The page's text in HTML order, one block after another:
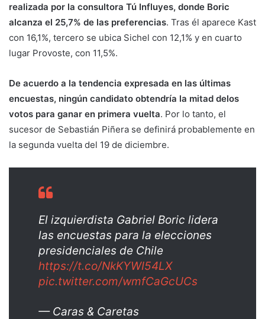
realizada por la consultora Tú Influyes, donde Boric
alcanza el 25,7% de las preferencias. Tras él aparece Kast
con 16,1%, tercero se ubica Sichel con 12,1% y en cuarto
lugar Provoste, con 11,5%.
De acuerdo a la tendencia expresada en las últimas
encuestas, ningún candidato obtendría la mitad delos
votos para ganar en primera vuelta. Por lo tanto, el
sucesor de Sebastián Piñera se definirá probablemente en
la segunda vuelta del 19 de diciembre.
El izquierdista Gabriel Boric lidera
las encuestas para la elecciones
presidenciales de Chile
https://t.co/NkKYWI54LX
pic.twitter.com/wmfCaGcUCs
— Caras & Caretas